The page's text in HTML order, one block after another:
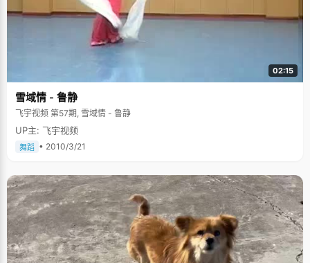
02:15
雪域情 - 鲁静
飞宇视频 第57期, 雪域情 - 鲁静
UP主: 飞宇视频
舞蹈 • 2010/3/21